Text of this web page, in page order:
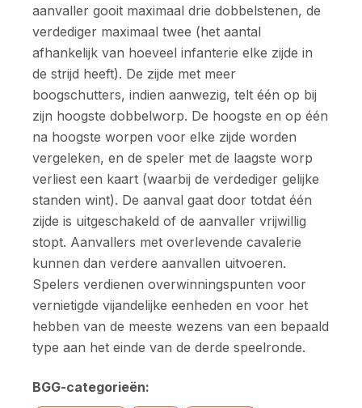
aanvaller gooit maximaal drie dobbelstenen, de
verdediger maximaal twee (het aantal
afhankelijk van hoeveel infanterie elke zijde in
de strijd heeft). De zijde met meer
boogschutters, indien aanwezig, telt één op bij
zijn hoogste dobbelworp. De hoogste en op één
na hoogste worpen voor elke zijde worden
vergeleken, en de speler met de laagste worp
verliest een kaart (waarbij de verdediger gelijke
standen wint). De aanval gaat door totdat één
zijde is uitgeschakeld of de aanvaller vrijwillig
stopt. Aanvallers met overlevende cavalerie
kunnen dan verdere aanvallen uitvoeren.
Spelers verdienen overwinningspunten voor
vernietigde vijandelijke eenheden en voor het
hebben van de meeste wezens van een bepaald
type aan het einde van de derde speelronde.
BGG-categorieën: